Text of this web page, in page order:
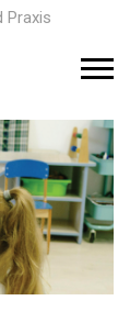
Praxis
M
u